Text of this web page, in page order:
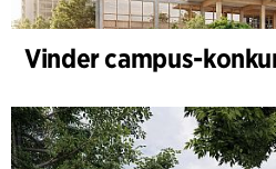
Vinder campus-